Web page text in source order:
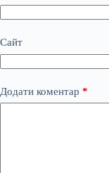
Сайт
Додати коментар *